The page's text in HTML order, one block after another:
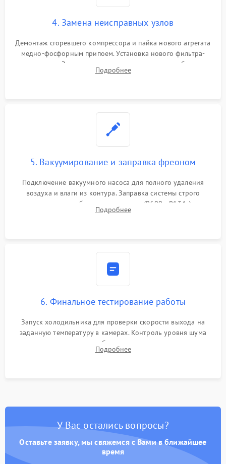
4. Замена неисправных узлов
Демонтаж сгоревшего компрессора и пайка нового агрегата
медно-фосфорным припоем. Установка нового фильтра-
осушителя. Замена изношенных вентиляторов обдува,
сломанных заслонок или поврежденных дверных петель.
Подробнее
5. Вакуумирование и заправка фреоном
Подключение вакуумного насоса для полного удаления
воздуха и влаги из контура. Заправка системы строго
дозированным объемом хладагента (R600a, R134a) по
электронным весам. Контроль рабочего давления в системе.
Подробнее
6. Финальное тестирование работы
Запуск холодильника для проверки скорости выхода на
заданную температуру в камерах. Контроль уровня шума
компрессора, отсутствия обмерзания стенок и корректного
срабатывания системы автоматической оттайки.
Подробнее
У Вас остались вопросы?
Оставьте заявку, мы свяжемся с Вами в ближайшее
время